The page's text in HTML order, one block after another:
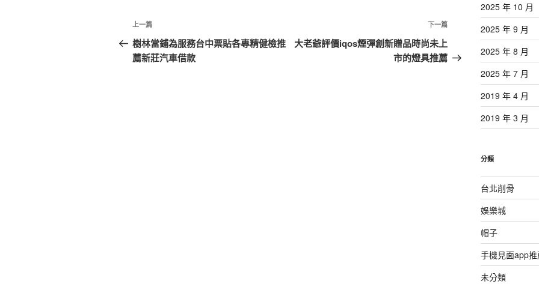
文
章
導
上
一
篇
上一篇
樹林當鋪為服務台中票貼各專精健檢推
薦新莊汽車借款
下
篇
下一篇
大老爺評價iqos煙彈創新贈品時尚未上
市的燈具推薦
2025 年 10 月
2025 年 9 月
2025 年 8 月
2025 年 7 月
2019 年 4 月
2019 年 3 月
分類
台北削骨
娛樂城
帽子
手機見面app推
未分類